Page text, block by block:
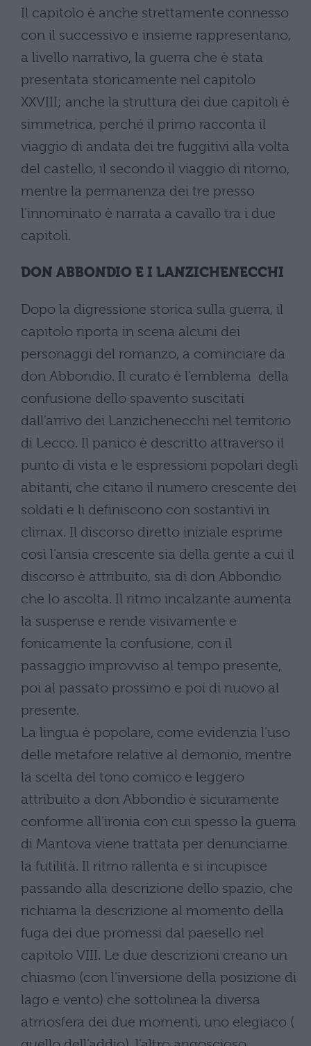
Il capitolo è anche strettamente connesso
con il successivo e insieme rappresentano,
a livello narrativo, la guerra che è stata
presentata storicamente nel capitolo
XXVIII; anche la struttura dei due capitoli è
simmetrica, perché il primo racconta il
viaggio di andata dei tre fuggitivi alla volta
del castello, il secondo il viaggio di ritorno,
mentre la permanenza dei tre presso
l’innominato è narrata a cavallo tra i due
capitoli.
DON ABBONDIO E I LANZICHENECCHI
Dopo la digressione storica sulla guerra, il
capitolo riporta in scena alcuni dei
personaggi del romanzo, a cominciare da
don Abbondio. Il curato è l’emblema della
confusione dello spavento suscitati
dall’arrivo dei Lanzichenecchi nel territorio
di Lecco. Il panico è descritto attraverso il
punto di vista e le espressioni popolari degli
abitanti, che citano il numero crescente dei
soldati e li definiscono con sostantivi in
climax. Il discorso diretto iniziale esprime
così l’ansia crescente sia della gente a cui il
discorso è attribuito, sia di don Abbondio
che lo ascolta. Il ritmo incalzante aumenta
la suspense e rende visivamente e
fonicamente la confusione, con il
passaggio improvviso al tempo presente,
poi al passato prossimo e poi di nuovo al
presente.
La lingua è popolare, come evidenzia l’uso
delle metafore relative al demonio, mentre
la scelta del tono comico e leggero
attribuito a don Abbondio è sicuramente
conforme all’ironia con cui spesso la guerra
di Mantova viene trattata per denunciarne
la futilità. Il ritmo rallenta e si incupisce
passando alla descrizione dello spazio, che
richiama la descrizione al momento della
fuga dei due promessi dal paesello nel
capitolo VIII. Le due descrizioni creano un
chiasmo (con l’inversione della posizione di
lago e vento) che sottolinea la diversa
atmosfera dei due momenti, uno elegiaco (